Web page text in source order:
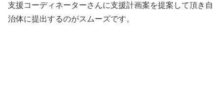
支援コーディネーターさんに支援計画案を提案して頂き自
治体に提出するのがスムーズです。